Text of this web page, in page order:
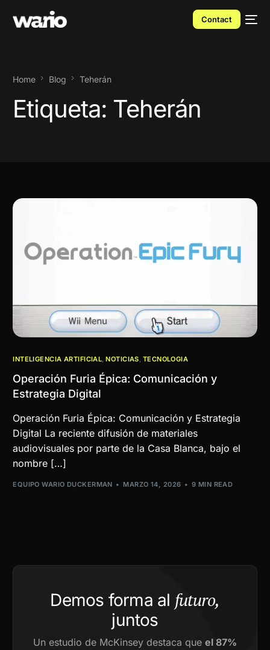
Contact
Home Blog Teherán
Etiqueta: Teherán
INTELIGENCIA ARTIFICIAL,NOTICIAS, TECNOLOGIA
Operación Furia Épica: Comunicación y
Estrategia Digital
Operación Furia Épica: Comunicación y Estrategia
Digital La reciente difusión de materiales
audiovisuales por parte de la Casa Blanca, bajo el
nombre […]
EQUIPO WARIO DUCKERMAN MARZO 14, 2026 9 MIN READ
Demos forma al futuro,
juntos
Un estudio de McKinsey destaca que el 87%